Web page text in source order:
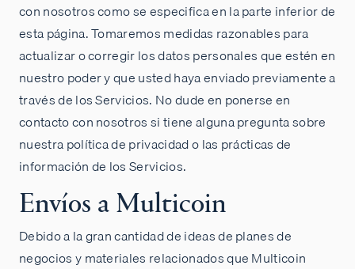
con nosotros como se especifica en la parte inferior de
esta página. Tomaremos medidas razonables para
actualizar o corregir los datos personales que estén en
nuestro poder y que usted haya enviado previamente a
través de los Servicios. No dude en ponerse en
contacto con nosotros si tiene alguna pregunta sobre
nuestra política de privacidad o las prácticas de
información de los Servicios.
Envíos a Multicoin
Debido a la gran cantidad de ideas de planes de
negocios y materiales relacionados que Multicoin